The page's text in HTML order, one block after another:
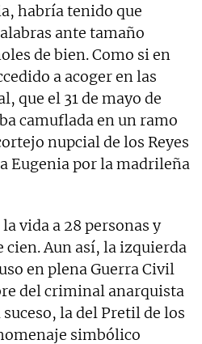
habría tenido que
ante tamaño
de bien. Como si en
a acoger en las
que el 31 de mayo de
camuflada en un ramo
nupcial de los Reyes
Eugenia por la madrileña
vida a 28 personas y
cien. Aun así, la izquierda
en plena Guerra Civil
del criminal anarquista
la del Pretil de los
simbólico